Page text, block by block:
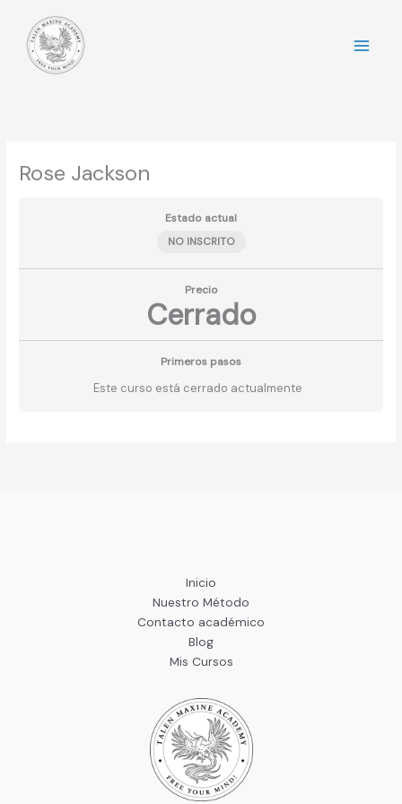
contenido
Rose Jackson
Estado actual
NO INSCRITO
Precio
Cerrado
Primeros pasos
Este curso está cerrado actualmente
Inicio
Nuestro Método
Contacto académico
Blog
Mis Cursos